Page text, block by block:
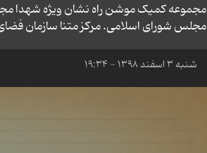
مجموعه کمیک موشن راه نشان ویژه شهدا
مجلس شورای اسلامی. مرکز متنا سازمان
شنبه ۳ اسفند ۱۳۹۸ - ۱۹:۳۴